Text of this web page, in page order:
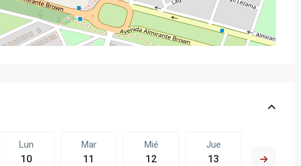
Lun
10
Mar
11
Mié
12
Jue
13